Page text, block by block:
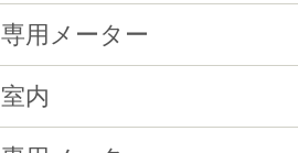
専用メーター
室内